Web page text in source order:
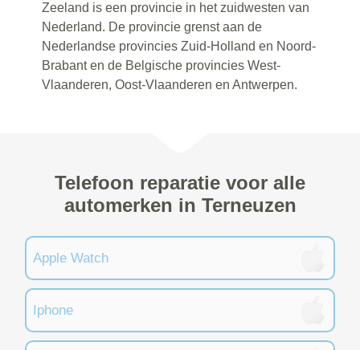
Zeeland is een provincie in het zuidwesten van
Nederland. De provincie grenst aan de
Nederlandse provincies Zuid-Holland en Noord-
Brabant en de Belgische provincies West-
Vlaanderen, Oost-Vlaanderen en Antwerpen.
Telefoon reparatie voor alle
automerken in Terneuzen
Apple Watch
Iphone